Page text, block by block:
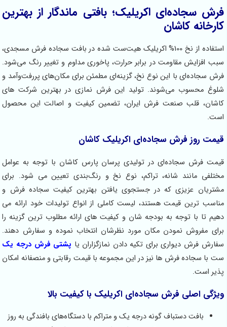
اکریلیک؛ بافتی ماندگار از بهترین
کاشان
استفاده از نخ 100% اکریلیک هیت‌ست شده در بافت سجاده فرش مسجدی،
مقاومت در برابر حرارت، پاخوری مداوم و تغییر رنگ می‌شود.
با این نوع نخ، گزینه‌ای مطمئن برای مکان‌های پررفت‌وآمد و
محسوب می‌شوند. تولید این فرش نمازی در بهترین شرکت های
قلب صنعت فرش ایران، تضمین کیفیت و اصالت این محصول
روز فرش سجاده‌ای اکریلیک کاشان
سجاده‌ای در تولیدی پرسان پارس کاشان با توجه به عوامل
مانند شانه، تراکم، نوع نخ و رنگ‌بندی تعیین می شود. برای
عزیزی که در جستجوی یافتن بهترین کیفیت سجاده فرش و
ترین قیمت هستند، لیست کاملی از انواع تولیدات خود ارائه می
با توجه به بودجه شان و کیفیت های ارائه مطلوب ترین گزینه را
نمودن مکان مورد نظرشان انتخاب نموده و سفارش دهند.
فرش دیواری برای تکیه دادن نمازگزاران یاپشتی فرش درجه یک
سجاده فرش ها نیز در این مجموعه با قیمت رقابتی و منصفانه امکان
اصلی فرش سجاده‌ای اکریلیک با کیفیت بالا
بافت دستباف گونه درجه یک و متراکم با دستگاه‌های بافندگی به روز